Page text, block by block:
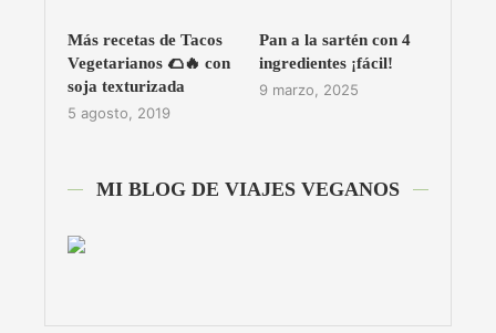
Más recetas de Tacos
Vegetarianos 🌮🔥 con
soja texturizada
5 agosto, 2019
Pan a la sartén con 4
ingredientes ¡fácil!
9 marzo, 2025
MI BLOG DE VIAJES VEGANOS